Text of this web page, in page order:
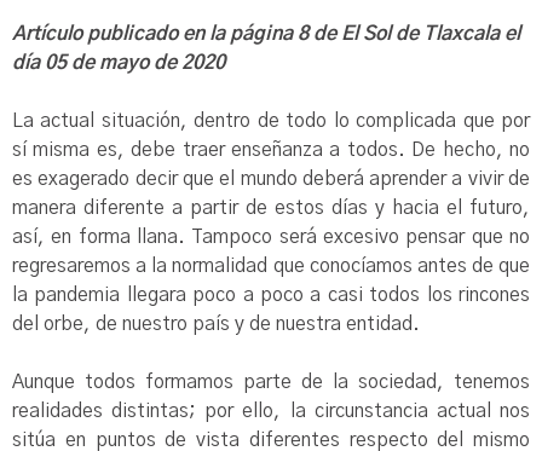
Artículo publicado en la página 8 de El Sol de Tlaxcala el
día 05 de mayo de 2020
La actual situación, dentro de todo lo complicada que por
sí misma es, debe traer enseñanza a todos. De hecho, no
es exagerado decir que el mundo deberá aprender a vivir de
manera diferente a partir de estos días y hacia el futuro,
así, en forma llana. Tampoco será excesivo pensar que no
regresaremos a la normalidad que conocíamos antes de que
la pandemia llegara poco a poco a casi todos los rincones
del orbe, de nuestro país y de nuestra entidad.
Aunque todos formamos parte de la sociedad, tenemos
realidades distintas; por ello, la circunstancia actual nos
sitúa en puntos de vista diferentes respecto del mismo